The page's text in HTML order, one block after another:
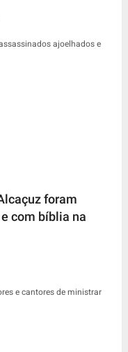
foram
com bíblia na